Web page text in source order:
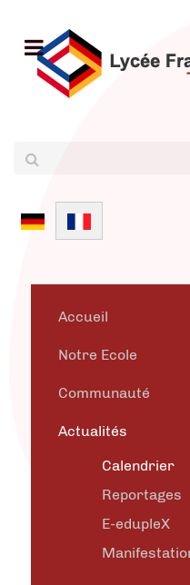
Sélectionnez votre langue
Accueil
Notre Ecole
Communauté
Actualités
Calendrier
Reportages
E-edupleX